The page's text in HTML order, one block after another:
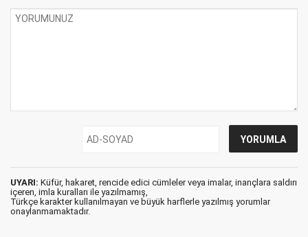
UYARI: Küfür, hakaret, rencide edici cümleler veya imalar, inançlara saldırı
içeren, imla kuralları ile yazılmamış,
Türkçe karakter kullanılmayan ve büyük harflerle yazılmış yorumlar
onaylanmamaktadır.